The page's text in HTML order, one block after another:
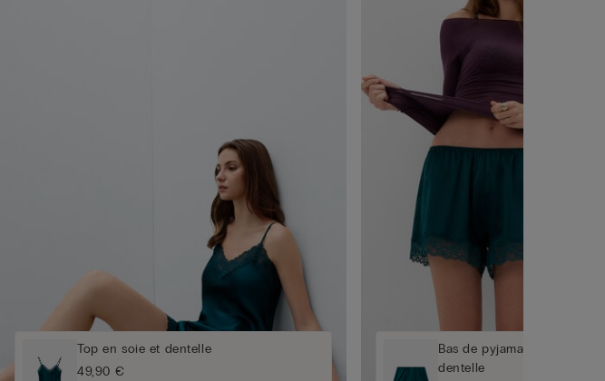
Top en soie et dentelle
49,90 €
Bas de pyjama short en
dentelle